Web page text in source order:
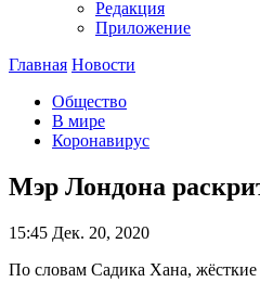
Редакция
Приложение
Главная Новости
Общество
В мире
Коронавирус
Мэр Лондона
15:45 Дек. 20, 2020
По словам Садика Хана, жёсткие